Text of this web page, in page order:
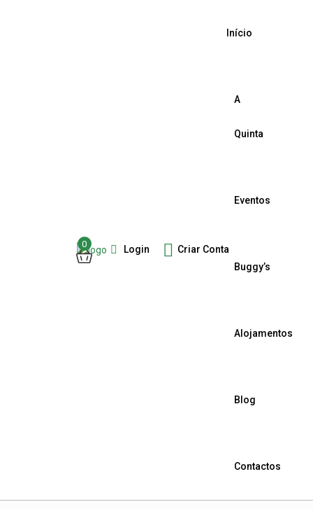
0 Login Criar Conta
Início
A
Quinta
Eventos
Buggy’s
Alojamentos
Blog
Contactos